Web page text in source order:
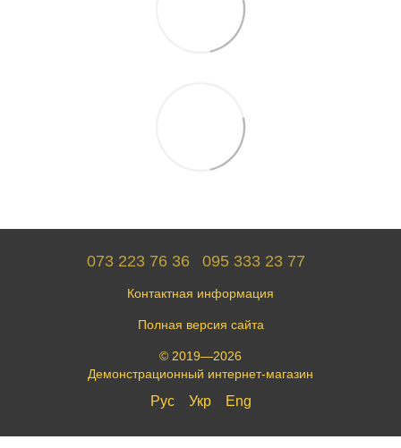
073 223 76 36 095 333 23 77
Контактная информация
Полная версия сайта
© 2019—2026
Демонстрационный интернет-магазин
Рус Укр Eng